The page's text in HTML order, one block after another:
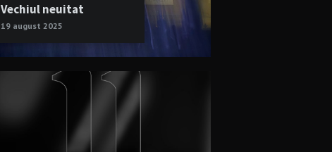
Vechiul neuitat
19 august 2025